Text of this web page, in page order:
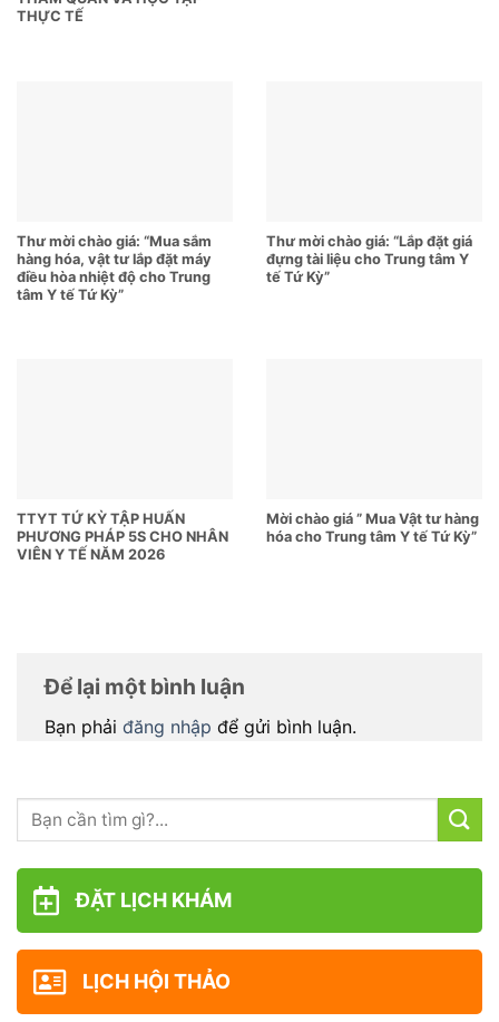
THỰC TẾ
Thư mời chào giá: “Mua sắm
hàng hóa, vật tư lắp đặt máy
điều hòa nhiệt độ cho Trung
tâm Y tế Tứ Kỳ”
Thư mời chào giá: “Lắp đặt giá
đựng tài liệu cho Trung tâm Y
tế Tứ Kỳ”
TTYT TỨ KỲ TẬP HUẤN
PHƯƠNG PHÁP 5S CHO NHÂN
VIÊN Y TẾ NĂM 2026
Mời chào giá ” Mua Vật tư hàng
hóa cho Trung tâm Y tế Tứ Kỳ”
Để lại một bình luận
Bạn phải đăng nhập để gửi bình luận.
ĐẶT LỊCH KHÁM
LỊCH HỘI THẢO